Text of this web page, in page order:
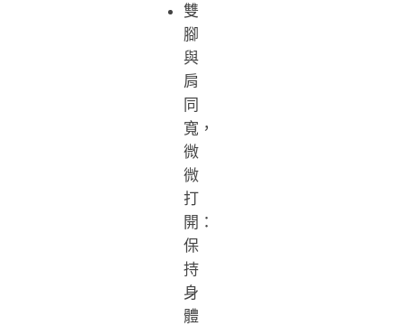
雙
腳
與
肩
同
寬，
微
微
打
開：
保
持
身
體